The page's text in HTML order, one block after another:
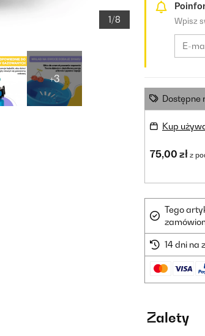
1/8
+3
Wpisz
Dostępne
Kup
75,00 zł z
Tego
14 dni na
Zalety